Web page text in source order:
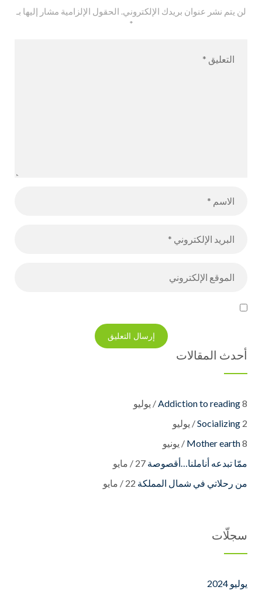
لن يتم نشر عنوان بريدك الإلكتروني. الحقول الإلزامية مشار إليها بـ
*
أحدث المقالات
Addiction to reading8 / يوليو
Socializing 2 / يوليو
Mother earth8 / يونيو
27 / مايو
22 / مايو
سجلّات
يوليو 2024